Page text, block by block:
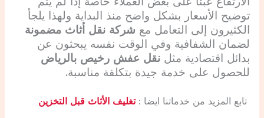
توضيح الأسعار بشكل واضح منذ البداية ولهذا يلجأ
الكثيرون إلى التعامل مع شركة نقل أثاث مضمونة
لضمان الشفافية وفي الوقت نفسه يبحثون عن
بدائل اقتصادية مثل نقل عفش رخيص بالرياض
للحصول على خدمة جيدة بتكلفة مناسبة.
تابع المزيد من خدماتنا ايضا :تغليف الأثاث قبل التخزين